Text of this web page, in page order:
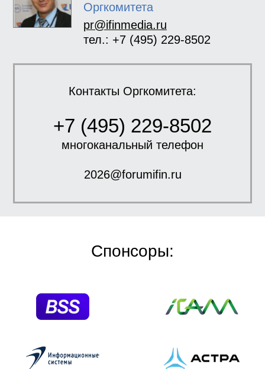
Оргкомитета
pr@ifinmedia.ru
тел.: +7 (495) 229-8502
Контакты Оргкомитета:
+7 (495) 229-8502
многоканальный телефон
2026@forumifin.ru
Спонсоры: